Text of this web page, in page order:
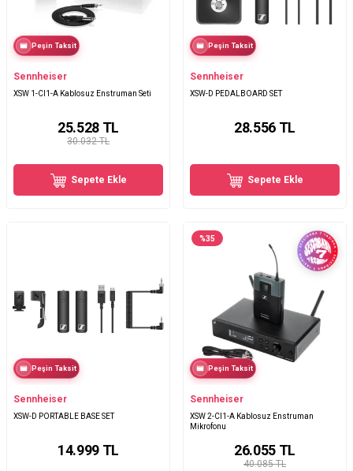
Peşin Taksit
Sennheiser
XSW 1-CI1-A Kablosuz Enstruman Seti
30.032 TL
25.528TL
Sepete Ekle
Peşin Taksit
Sennheiser
XSW-D PEDALBOARD SET
28.556TL
Sepete Ekle
Peşin Taksit
Sennheiser
XSW-D PORTABLE BASE SET
14.999TL
%35
Peşin Taksit
Sennheiser
XSW 2-CI1-A Kablosuz Enstruman
Mikrofonu
40.085 TL
26.055TL